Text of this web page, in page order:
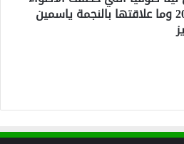
في 2025 وما علاقتها بالنجمة ياسمين